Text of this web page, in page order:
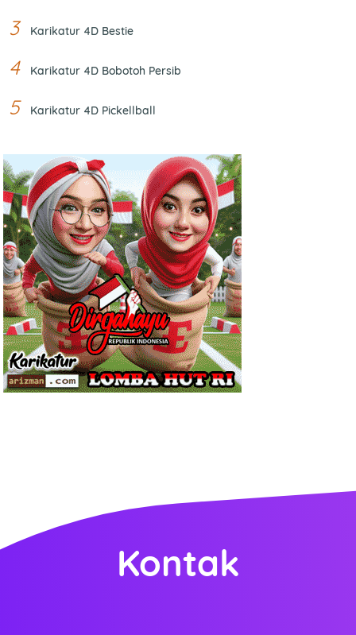
Karikatur 4D Bestie
Karikatur 4D Bobotoh Persib
Karikatur 4D Pickellball
Kontak